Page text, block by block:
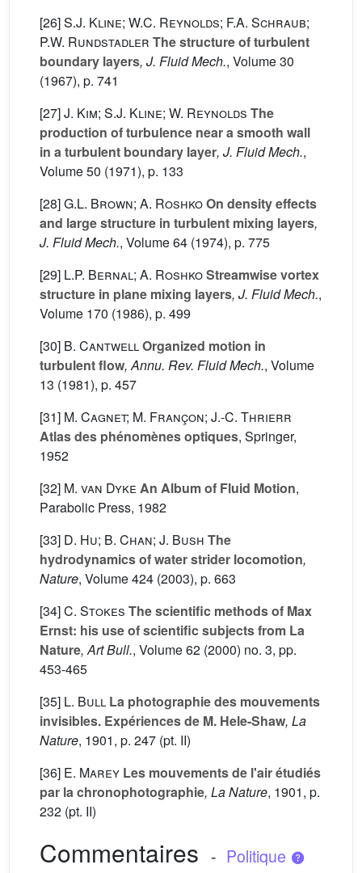
[26]S.J. Kline; W.C. Reynolds; F.A. Schraub;
P.W. Rundstadler The structure of turbulent
boundary layers, J. Fluid Mech., Volume 30
(1967), p. 741
[27]J. Kim; S.J. Kline; W. Reynolds The
production of turbulence near a smooth wall
in a turbulent boundary layer, J. Fluid Mech.,
Volume 50 (1971), p. 133
[28]G.L. Brown; A. RoshkoOn density effects
and large structure in turbulent mixing layers,
J. Fluid Mech., Volume 64 (1974), p. 775
[29] L.P. Bernal; A. RoshkoStreamwise vortex
structure in plane mixing layers, J. Fluid Mech.,
Volume 170 (1986), p. 499
[30] B. CantwellOrganized motion in
turbulent flow, Annu. Rev. Fluid Mech., Volume
13 (1981), p. 457
[31] M. Cagnet; M. Françon; J.-C. Thrierr
Atlas des phénomènes optiques, Springer,
1952
[32] M. van Dyke An Album of Fluid Motion,
Parabolic Press, 1982
[33] D. Hu; B. Chan; J. Bush The
hydrodynamics of water strider locomotion,
Nature, Volume 424 (2003), p. 663
[34]C. Stokes The scientific methods of Max
Ernst: his use of scientific subjects from La
Nature, Art Bull., Volume 62 (2000) no. 3, pp.
453-465
[35] L. Bull La photographie des mouvements
invisibles. Expériences de M. Hele-Shaw, La
Nature, 1901, p. 247 (pt. II)
[36] E. Marey Les mouvements de l'air étudiés
par la chronophotographie, La Nature, 1901, p.
232 (pt. II)
Commentaires - Politique